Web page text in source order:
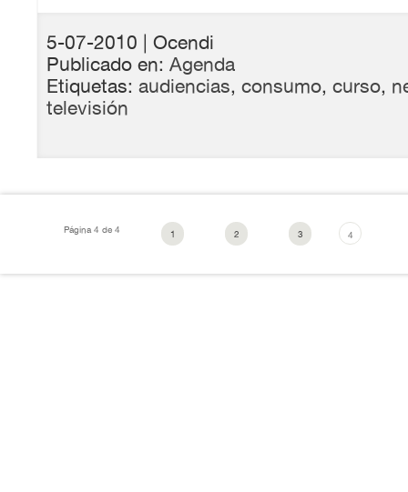
5-07-2010 | Ocendi
Publicado en: Agenda
Etiquetas: audiencias, consumo, curso,
televisión
Página 4 de 4 1 2 3 4